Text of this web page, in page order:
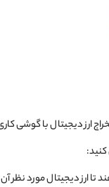
ارز دیجیتال با گوشی
ارز دیجیتال مورد نظر آن‌